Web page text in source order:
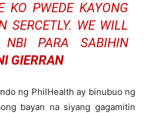
KO PWEDE KAYONG
SERCETLY. WE WILL
NBI PARA SABIHIN
GIERRAN
ng PhilHealth ay binubuo ng
bayan na siyang gagamitin